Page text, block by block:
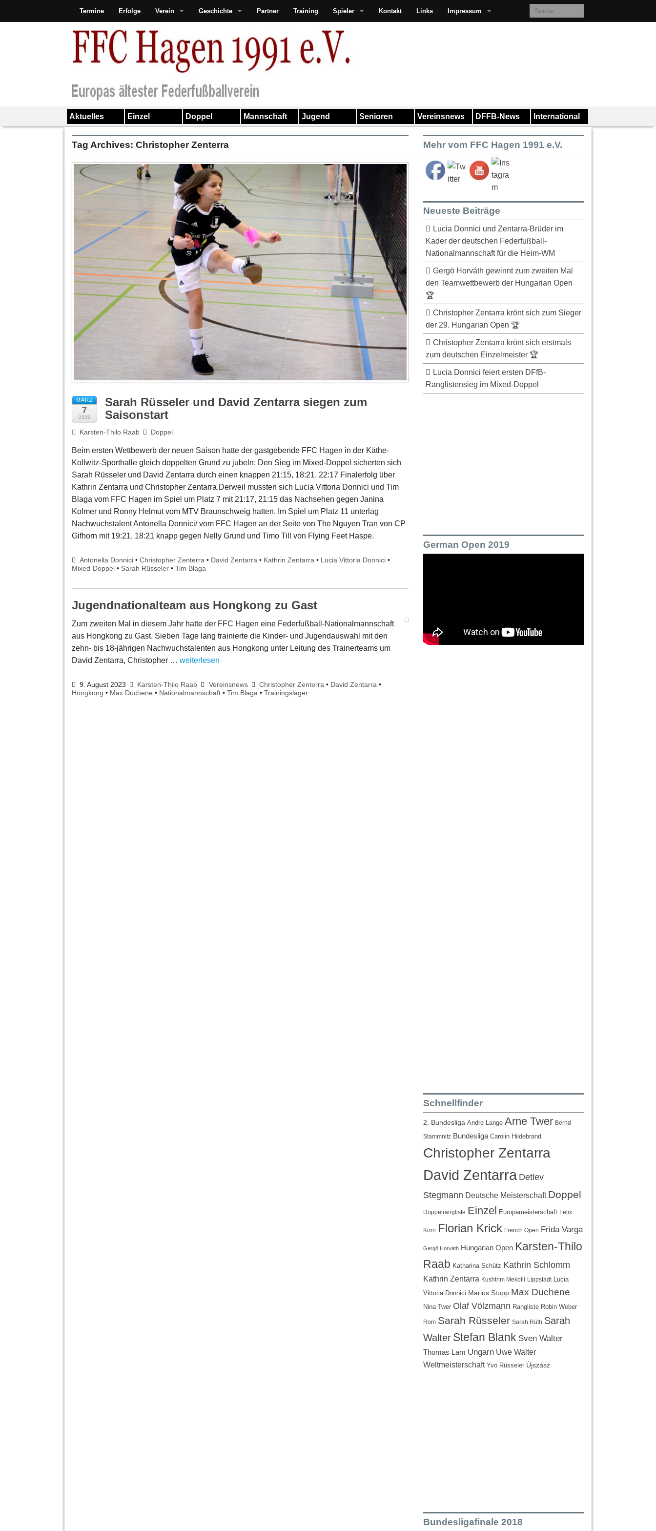
Termine Erfolge Verein Geschichte Partner Training Spieler Kontakt Links Impressum
Aktuelles Einzel Doppel Mannschaft Jugend Senioren Vereinsnews DFFB-News International
Tag Archives: Christopher Zenterra
MÄRZ
7
2025
Sarah Rüsseler und David Zentarra siegen zum
Saisonstart
Karsten-Thilo Raab Doppel
Beim ersten Wettbewerb der neuen Saison hatte der gastgebende FFC Hagen in der Käthe-
Kollwitz-Sporthalle gleich doppelten Grund zu jubeln: Den Sieg im Mixed-Doppel sicherten sich
Sarah Rüsseler und David Zentarra durch einen knappen 21:15, 18:21, 22:17 Finalerfolg über
Kathrin Zentarra und Christopher Zentarra.Derweil mussten sich Lucia Vittoria Donnici und Tim
Blaga vom FFC Hagen im Spiel um Platz 7 mit 21:17, 21:15 das Nachsehen gegen Janina
Kolmer und Ronny Helmut vom MTV Braunschweig hatten. Im Spiel um Platz 11 unterlag
Nachwuchstalent Antonella Donnici/ vom FFC Hagen an der Seite von The Nguyen Tran von CP
Gifhorn mit 19:21, 18:21 knapp gegen Nelly Grund und Timo Till von Flying Feet Haspe.
Antonella Donnici •Christopher Zenterra • David Zentarra • Kathrin Zentarra • Lucia Vittoria Donnici •
Mixed-Doppel • Sarah Rüsseler • Tim Blaga
Jugendnationalteam aus Hongkong zu Gast
Zum zweiten Mal in diesem Jahr hatte der FFC Hagen eine Federfußball-Nationalmannschaft
aus Hongkong zu Gast. Sieben Tage lang trainierte die Kinder- und Jugendauswahl mit den
zehn- bis 18-jährigen Nachwuchstalenten aus Hongkong unter Leitung des Trainerteams um
David Zentarra, Christopher … weiterlesen
9. August 2023 Karsten-Thilo Raab Vereinsnews Christopher Zenterra• David Zentarra•
Hongkong • Max Duchene • Nationalmannschaft • Tim Blaga • Trainingslager
Mehr vom FFC Hagen 1991 e.V.
Neueste Beiträge
Lucia Donnici und Zentarra-Brüder im
Kader der deutschen Federfußball-
Nationalmannschaft für die Heim-WM
Gergö Horváth gewinnt zum zweiten Mal
den Teamwettbewerb der Hungarian Open
🏆
Christopher Zentarra krönt sich zum Sieger
der 29. Hungarian Open 🏆
Christopher Zentarra krönt sich erstmals
zum deutschen Einzelmeister 🏆
Lucia Donnici feiert ersten DFfB-
Ranglistensieg im Mixed-Doppel
German Open 2019
Schnellfinder
2. Bundesliga Andre Lange Arne Twer Bernd
Stammnitz Bundesliga Carolin Hildebrand
Christopher Zentarra
David Zentarra Detlev
Stegmann Deutsche Meisterschaft Doppel
Doppelrangliste Einzel Europameisterschaft Felix
Korn Florian Krick French Open Frida Varga
Gergő Horváth Hungarian Open Karsten-Thilo
Raab Katharina Schütz Kathrin Schlomm
Kathrin Zentarra Kushtrim Mekolli Lippstadt
Lucia
Vittoria Donnici Marius Stupp Max Duchene
Nina Twer Olaf Völzmann Rangliste Robin Weber
Rom Sarah Rüsseler Sarah Rüth Sarah
Walter Stefan Blank Sven Walter
Thomas Lam Ungarn Uwe Walter
Weltmeisterschaft Yvo Rüsseler Újszász
Bundesligafinale 2018